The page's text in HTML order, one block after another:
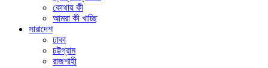
কোথায় কী
আমরা কী খাচ্ছি
সারাদেশ
ঢাকা
চট্টগ্রাম
রাজশাহী